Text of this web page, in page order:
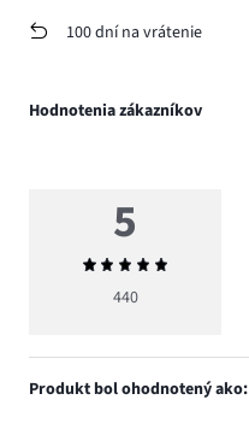
100 dní na vrátenie
Hodnotenia zákazníkov
5
Priemerné
hodnotenie
440
Produkt bol ohodnotený ako: